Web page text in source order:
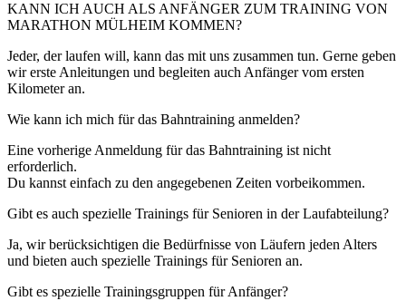
KANN ICH AUCH ALS ANFÄNGER ZUM TRAINING VON
MARATHON MÜLHEIM KOMMEN?
Jeder, der laufen will, kann das mit uns zusammen tun. Gerne geben
wir erste Anleitungen und begleiten auch Anfänger vom ersten
Kilometer an.
Wie kann ich mich für das Bahntraining anmelden?
Eine vorherige Anmeldung für das Bahntraining ist nicht
erforderlich.
Du kannst einfach zu den angegebenen Zeiten vorbeikommen.
Gibt es auch spezielle Trainings für Senioren in der Laufabteilung?
Ja, wir berücksichtigen die Bedürfnisse von Läufern jeden Alters
und bieten auch spezielle Trainings für Senioren an.
Gibt es spezielle Trainingsgruppen für Anfänger?